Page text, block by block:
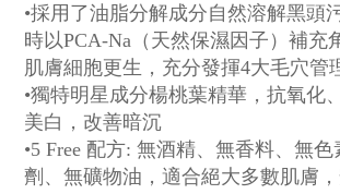
•採用了油脂分解成分自然溶解黑頭
時以PCA-Na（天然保濕因子）補充
肌膚細胞更生，充分發揮4大毛穴管
•獨特明星成分楊桃葉精華，抗氧化
美白，改善暗沉
•5 Free 配方: 無酒精、無香料、無
劑、無礦物油，適合絕大多數肌膚